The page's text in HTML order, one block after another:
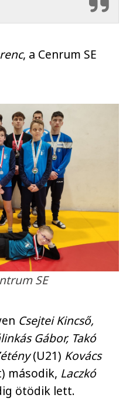
, a Cenrum SE
SE
Csejtei Kincső,
Gábor, Takó
(U21) Kovács
második, Laczkó
ötödik lett.